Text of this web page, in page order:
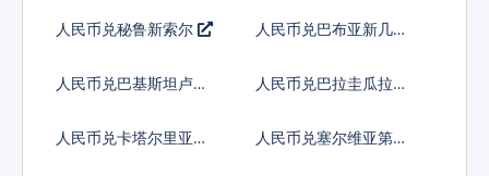
人民币兑秘鲁新索尔
人民币兑巴布亚新几内
人民币兑巴基斯坦卢比 人民币兑巴拉圭瓜拉尼
人民币兑卡塔尔里亚尔
人民币兑塞尔维亚第纳